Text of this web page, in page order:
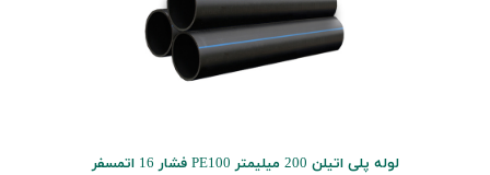
لوله پلی اتیلن 200 میلیمتر PE100 فشار 16 اتمسفر